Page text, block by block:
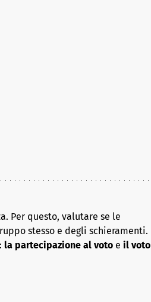
Per questo, valutare se le
stesso e degli schieramenti.
la partecipazione al voto e il voto